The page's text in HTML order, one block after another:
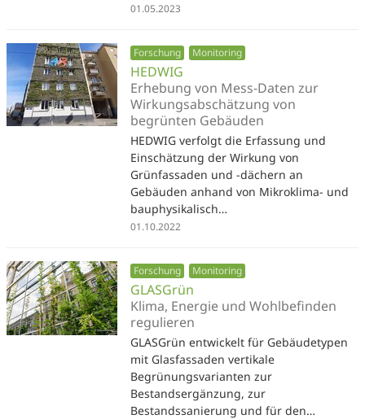
01.05.2023
Forschung Monitoring
HEDWIG
Erhebung von Mess-Daten zur
Wirkungsabschätzung von
begrünten Gebäuden
HEDWIG verfolgt die Erfassung und
Einschätzung der Wirkung von
Grünfassaden und -dächern an
Gebäuden anhand von Mikroklima- und
bauphysikalisch…
01.10.2022
Forschung Monitoring
GLASGrün
Klima, Energie und Wohlbefinden
regulieren
GLASGrün entwickelt für Gebäudetypen
mit Glasfassaden vertikale
Begrünungsvarianten zur
Bestandsergänzung, zur
Bestandssanierung und für den…